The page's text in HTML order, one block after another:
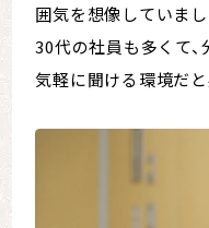
囲気を想像していまし
30代の社員も多くて
気軽に聞ける環境だ